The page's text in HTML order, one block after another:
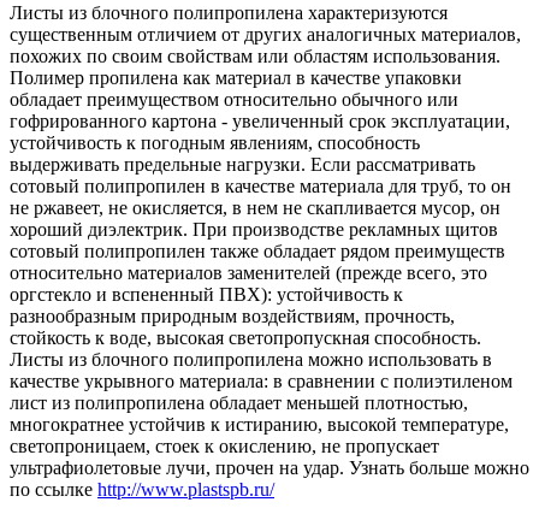
Листы из блочного полипропилена характеризуются
существенным отличием от других аналогичных материалов,
похожих по своим свойствам или областям использования.
Полимер пропилена как материал в качестве упаковки
обладает преимуществом относительно обычного или
гофрированного картона - увеличенный срок эксплуатации,
устойчивость к погодным явлениям, способность
выдерживать предельные нагрузки. Если рассматривать
сотовый полипропилен в качестве материала для труб, то он
не ржавеет, не окисляется, в нем не скапливается мусор, он
хороший диэлектрик. При производстве рекламных щитов
сотовый полипропилен также обладает рядом преимуществ
относительно материалов заменителей (прежде всего, это
оргстекло и вспененный ПВХ): устойчивость к
разнообразным природным воздействиям, прочность,
стойкость к воде, высокая светопропускная способность.
Листы из блочного полипропилена можно использовать в
качестве укрывного материала: в сравнении с полиэтиленом
лист из полипропилена обладает меньшей плотностью,
многократнее устойчив к истиранию, высокой температуре,
светопроницаем, стоек к окислению, не пропускает
ультрафиолетовые лучи, прочен на удар. Узнать больше можно
по ссылке http://www.plastspb.ru/